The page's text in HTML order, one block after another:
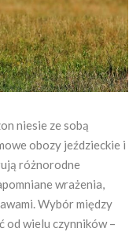
niesie ze sobą
obozy jeździeckie i
różnorodne
wrażenia,
Wybór między
od wielu czynników –